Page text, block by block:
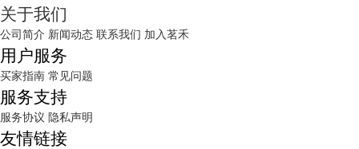
关于我们
公司简介 新闻动态 联系我们 加入茗禾
用户服务
买家指南 常见问题
服务支持
服务协议 隐私声明
友情链接